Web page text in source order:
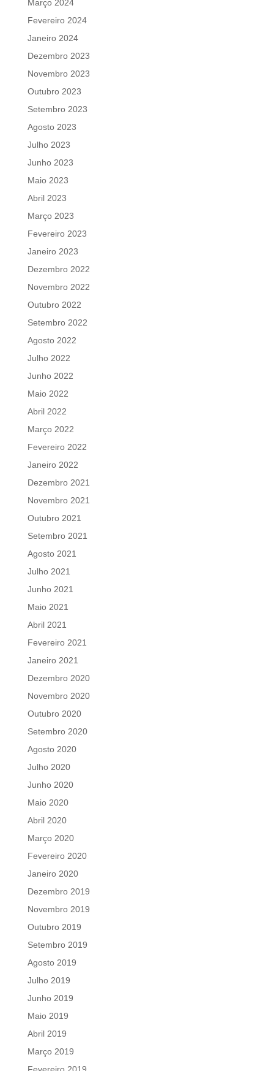
Março 2024
Fevereiro 2024
Janeiro 2024
Dezembro 2023
Novembro 2023
Outubro 2023
Setembro 2023
Agosto 2023
Julho 2023
Junho 2023
Maio 2023
Abril 2023
Março 2023
Fevereiro 2023
Janeiro 2023
Dezembro 2022
Novembro 2022
Outubro 2022
Setembro 2022
Agosto 2022
Julho 2022
Junho 2022
Maio 2022
Abril 2022
Março 2022
Fevereiro 2022
Janeiro 2022
Dezembro 2021
Novembro 2021
Outubro 2021
Setembro 2021
Agosto 2021
Julho 2021
Junho 2021
Maio 2021
Abril 2021
Fevereiro 2021
Janeiro 2021
Dezembro 2020
Novembro 2020
Outubro 2020
Setembro 2020
Agosto 2020
Julho 2020
Junho 2020
Maio 2020
Abril 2020
Março 2020
Fevereiro 2020
Janeiro 2020
Dezembro 2019
Novembro 2019
Outubro 2019
Setembro 2019
Agosto 2019
Julho 2019
Junho 2019
Maio 2019
Abril 2019
Março 2019